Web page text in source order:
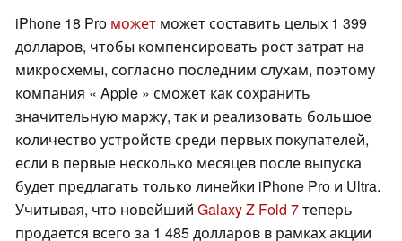
iPhone 18 Pro может может составить целых 1 399
долларов, чтобы компенсировать рост затрат на
микросхемы, согласно последним слухам, поэтому
компания « Apple » сможет как сохранить
значительную маржу, так и реализовать большое
количество устройств среди первых покупателей,
если в первые несколько месяцев после выпуска
будет предлагать только линейки iPhone Pro и Ultra.
Учитывая, что новейший Galaxy Z Fold 7теперь
продаётся всего за 1 485 долларов в рамках акции